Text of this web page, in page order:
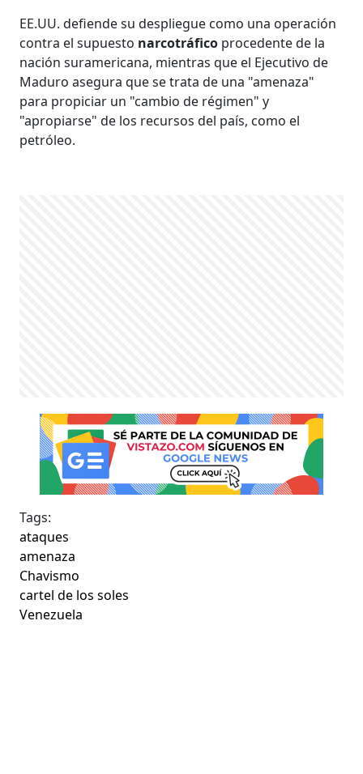
EE.UU. defiende su despliegue como una operación
contra el supuesto narcotráfico procedente de la
nación suramericana, mientras que el Ejecutivo de
Maduro asegura que se trata de una "amenaza"
para propiciar un "cambio de régimen" y
"apropiarse" de los recursos del país, como el
petróleo.
Tags:
ataques
amenaza
Chavismo
cartel de los soles
Venezuela